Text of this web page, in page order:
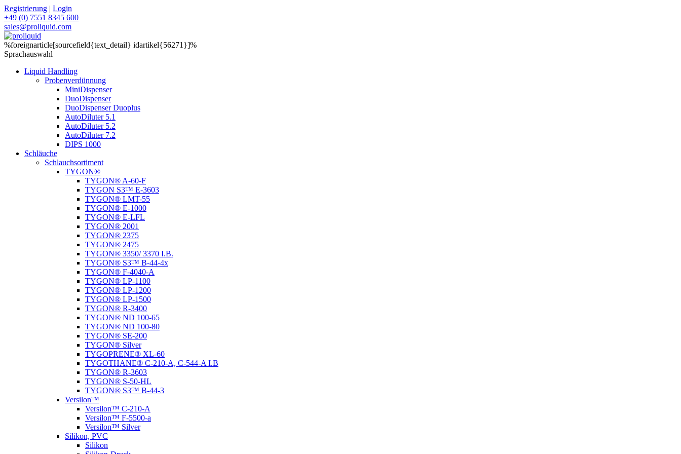
Registrierung | Login
+49 (0) 7551 8345 600
sales@proliquid.com
%foreignarticle[sourcefield{text_detail} idartikel{56271}]%
Sprachauswahl
Liquid Handling
Probenverdünnung
MiniDispenser
DuoDispenser
DuoDispenser Duoplus
AutoDiluter 5.1
AutoDiluter 5.2
AutoDiluter 7.2
DIPS 1000
Schläuche
Schlauchsortiment
TYGON®
TYGON® A-60-F
TYGON S3™ E-3603
TYGON® LMT-55
TYGON® E-1000
TYGON® E-LFL
TYGON® 2001
TYGON® 2375
TYGON® 2475
TYGON® 3350/ 3370 I.B.
TYGON® S3™ B-44-4x
TYGON® F-4040-A
TYGON® LP-1100
TYGON® LP-1200
TYGON® LP-1500
TYGON® R-3400
TYGON® ND 100-65
TYGON® ND 100-80
TYGON® SE-200
TYGON® Silver
TYGOPRENE® XL-60
TYGOTHANE® C-210-A, C-544-A I.B
TYGON® R-3603
TYGON® S-50-HL
TYGON® S3™ B-44-3
Versilon™
Versilon™ C-210-A
Versilon™ F-5500-a
Versilon™ Silver
Silikon, PVC
Silikon